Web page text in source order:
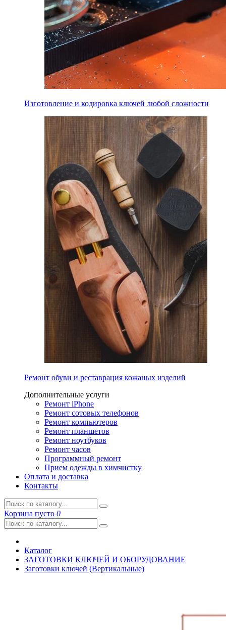
Изготовление и кодировка ключей любой сложности
Ремонт обуви и реставрация кожаных изделий
Дополнительные услуги
Ремонт iPhone
Ремонт сотовых телефонов
Ремонт компьютеров
Ремонт планшетов
Ремонт ноутбуков
Ремонт часов
Программный ремонт
Прием одежды в химчистку
Оплата и доставка
Контакты
Корзина пусто 0
Каталог
ЗАГОТОВКИ КЛЮЧЕЙ И ОБОРУДОВАНИЕ
Заготовки ключей (Вертикальные)